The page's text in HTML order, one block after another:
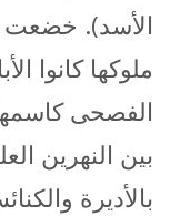
الأسد). خضعت
ملوكها كانوا
الفصحى
بين النهرين
بالأديرة